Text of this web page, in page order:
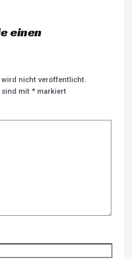
einen
wird nicht veröffentlicht.
sind mit* markiert